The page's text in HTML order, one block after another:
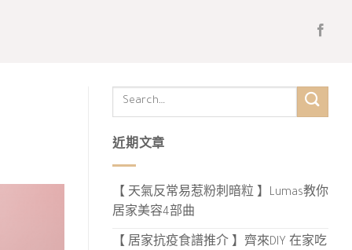
近期文章
【 天氣反常易惹粉刺暗粒 】Lumas教你
居家美容4部曲
【 居家抗疫食譜推介 】齊來DIY 在家吃